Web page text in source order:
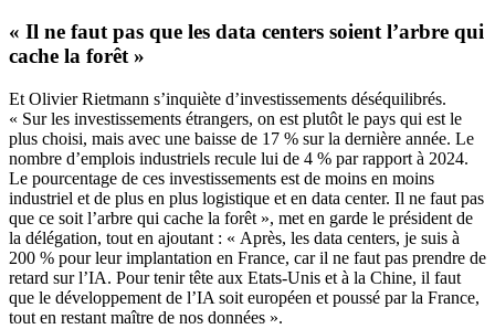
« Il ne faut pas que les data centers soient l’arbre qui
cache la forêt »
Et Olivier Rietmann s’inquiète d’investissements déséquilibrés.
« Sur les investissements étrangers, on est plutôt le pays qui est le
plus choisi, mais avec une baisse de 17 % sur la dernière année. Le
nombre d’emplois industriels recule lui de 4 % par rapport à 2024.
Le pourcentage de ces investissements est de moins en moins
industriel et de plus en plus logistique et en data center. Il ne faut pas
que ce soit l’arbre qui cache la forêt », met en garde le président de
la délégation, tout en ajoutant : « Après, les data centers, je suis à
200 % pour leur implantation en France, car il ne faut pas prendre de
retard sur l’IA. Pour tenir tête aux Etats-Unis et à la Chine, il faut
que le développement de l’IA soit européen et poussé par la France,
tout en restant maître de nos données ».